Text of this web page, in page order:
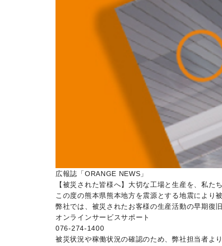
広報誌「ORANGE NEWS」
【被災された皆様へ】大切な工場と生産を、私た
この度の熊本県熊本地方を震源とする地震により
弊社では、被災されたお客様の生産活動の早期復
オンラインサービスサポート
076-274-1400
被災状況や稼働状況の確認のため、弊社担当者よ